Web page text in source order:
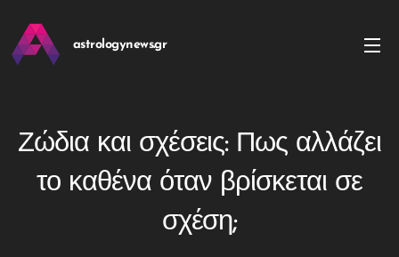
astrologynews.gr
Ζώδια και σχέσεις: Πως αλλάζει
το καθένα όταν βρίσκεται σε
σχέση;